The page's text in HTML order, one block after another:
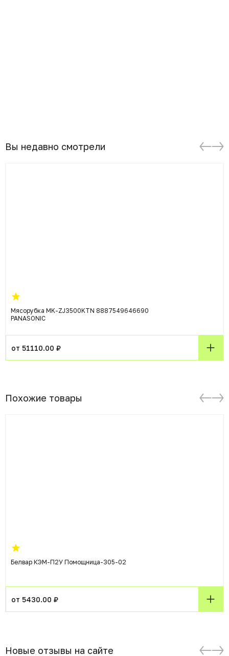
Вы недавно смотрели
Мясорубка MK-ZJ3500KTN 8887549646690
PANASONIC
от 51110.00 ₽
Похожие товары
Белвар КЭМ-П2У Помощница-305-02
от 5430.00 ₽
Новые отзывы на сайте